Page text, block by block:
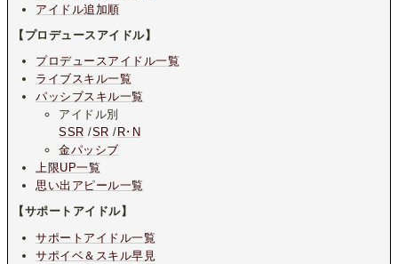
アイドル追加順
【プロデュースアイドル】
プロデュースアイドル一覧
ライブスキル一覧
パッシブスキル一覧
アイドル別
SSR /SR / R･N
金パッシブ
上限UP一覧
思い出アピール一覧
【サポートアイドル】
サポートアイドル一覧
サポイベ＆スキル早見